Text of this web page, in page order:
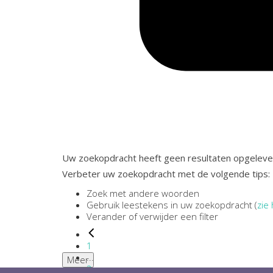
Uw zoekopdracht heeft geen resultaten
Verbeter uw zoekopdracht met de volgende tips:
Zoek met andere woorden
Gebruik leestekens in uw zoekopdracht (zie
Verander of verwijder een filter
1
...
2
Meer